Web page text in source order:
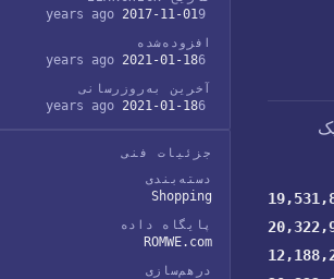
2017-11-019 years ago
افزوده‌شده
2021-01-186 years ago
آخرین به‌روزرسانی
2021-01-186 years ago
جزئیات فنی
دسته‌بندی
Shopping
پایگاه داده
ROMWE.com
درهم‌سازی